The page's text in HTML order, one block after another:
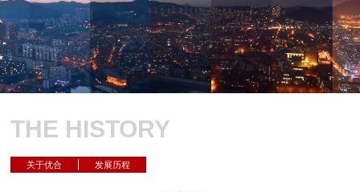
THE HISTORY
关于优合 发展历程